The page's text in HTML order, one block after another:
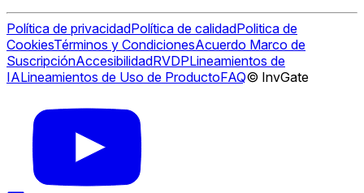
Política de privacidadPolítica de calidadPolitica de
CookiesTérminos y CondicionesAcuerdo Marco de
SuscripciónAccesibilidadRVDPLineamientos de
IALineamientos de Uso de ProductoFAQ© InvGate